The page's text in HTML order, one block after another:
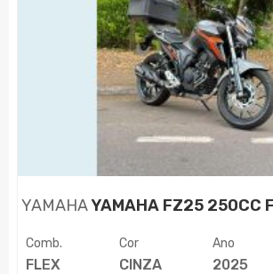
YAMAHAYAMAHA FZ25 250CC
Comb.
FLEX
Cor
CINZA
Ano
2025